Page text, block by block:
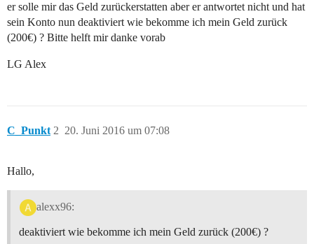
er solle mir das Geld zurückerstatten aber er antwortet nicht und hat
sein Konto nun deaktiviert wie bekomme ich mein Geld zurück
(200€) ? Bitte helft mir danke vorab
LG Alex
C_Punkt 20. Juni 2016 um 07:08
2
Hallo,
alexx96:
deaktiviert wie bekomme ich mein Geld zurück (200€) ?